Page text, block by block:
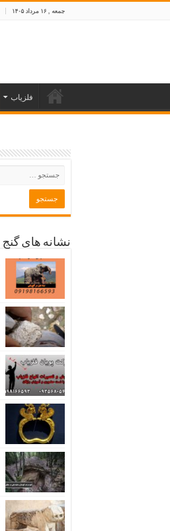
جمعه , ۱۶ مرداد ۱۴۰۵
فلزیاب
نشانه های گنج